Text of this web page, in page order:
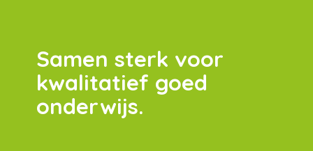
Samen sterk voor
kwalitatief goed
onderwijs.